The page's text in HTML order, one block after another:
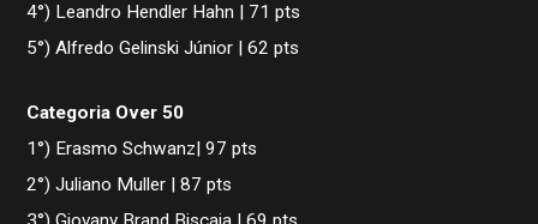
4°) Leandro Hendler Hahn | 71 pts
5°) Alfredo Gelinski Júnior | 62 pts
Categoria Over 50
1°) Erasmo Schwanz| 97 pts
2°) Juliano Muller | 87 pts